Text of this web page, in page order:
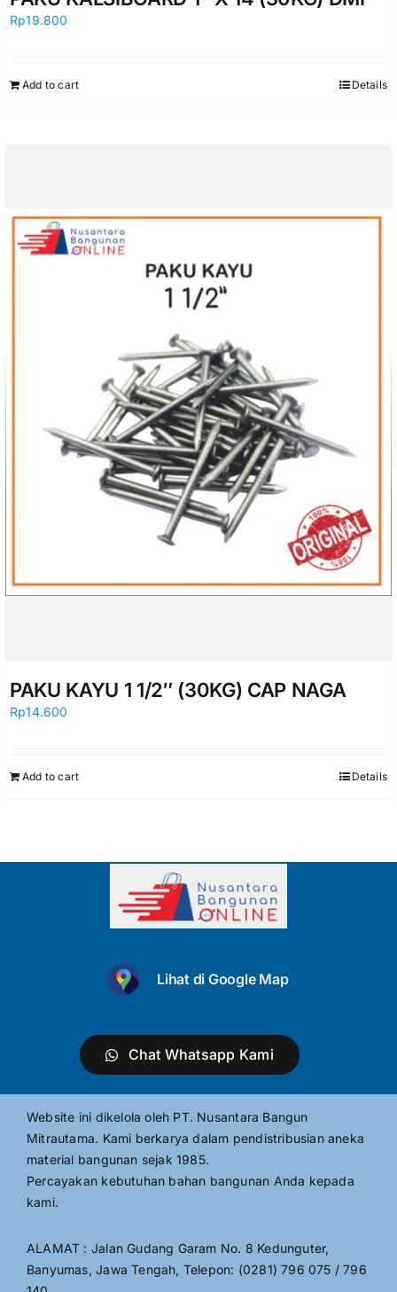
Rp19.800
Add to cart Details
PAKU KAYU 1 1/2″ (30KG) CAP NAGA
Rp14.600
Add to cart Details
Lihat di Google Map
Chat Whatsapp Kami
Website ini dikelola oleh PT. Nusantara Bangun
Mitrautama. Kami berkarya dalam pendistribusian aneka
material bangunan sejak 1985.
Percayakan kebutuhan bahan bangunan Anda kepada
kami.
ALAMAT : Jalan Gudang Garam No. 8 Kedunguter,
Banyumas, Jawa Tengah, Telepon: (0281) 796 075 / 796